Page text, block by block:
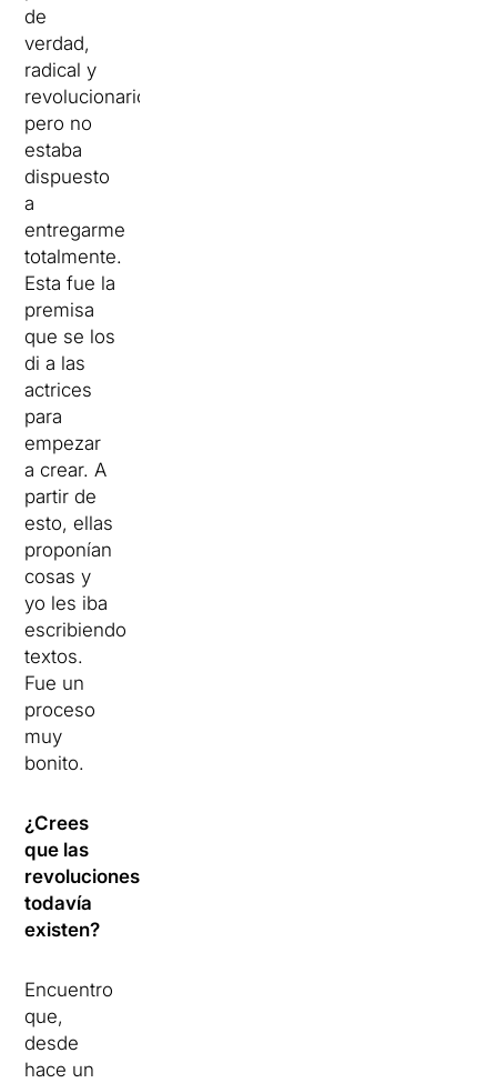
de
verdad,
radical y
revolucionario
pero no
estaba
dispuesto
a
entregarme
totalmente.
Esta fue la
premisa
que se los
di a las
actrices
para
empezar
a crear. A
partir de
esto, ellas
proponían
cosas y
yo les iba
escribiendo
textos.
Fue un
proceso
muy
bonito.
¿Crees
que las
revoluciones
todavía
existen?
Encuentro
que,
desde
hace un